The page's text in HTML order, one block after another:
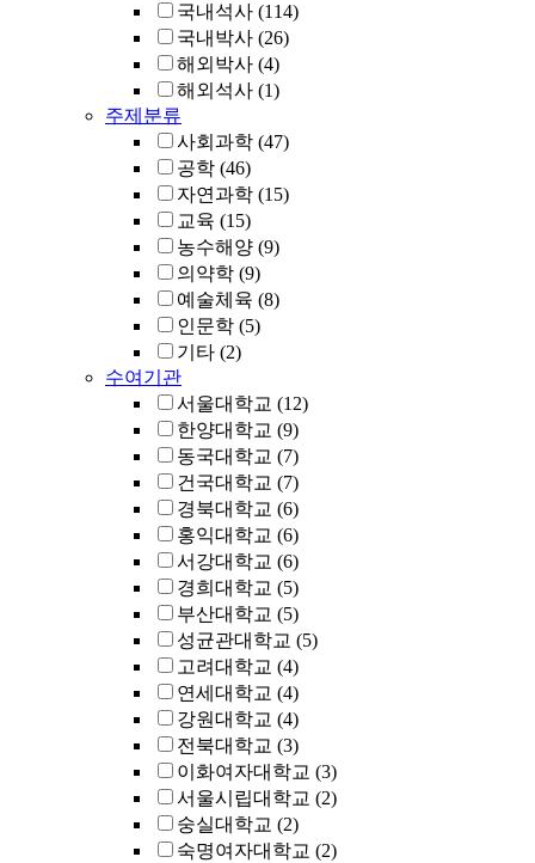
국내석사 (114)
국내박사 (26)
해외박사 (4)
해외석사 (1)
주제분류
사회과학 (47)
공학 (46)
자연과학 (15)
교육 (15)
농수해양 (9)
의약학 (9)
예술체육 (8)
인문학 (5)
기타 (2)
수여기관
서울대학교 (12)
한양대학교 (9)
동국대학교 (7)
건국대학교 (7)
경북대학교 (6)
홍익대학교 (6)
서강대학교 (6)
경희대학교 (5)
부산대학교 (5)
성균관대학교 (5)
고려대학교 (4)
연세대학교 (4)
강원대학교 (4)
전북대학교 (3)
이화여자대학교 (3)
서울시립대학교 (2)
숭실대학교 (2)
숙명여자대학교 (2)